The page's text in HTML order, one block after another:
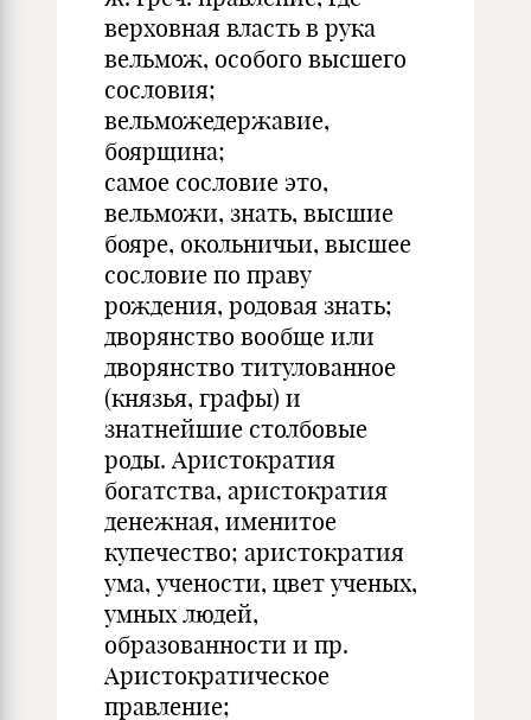
верховная власть в рука
вельмож, особого высшего
сословия;
вельможедержавие,
боярщина;
самое сословие это,
вельможи, знать, высшие
бояре, окольничьи, высшее
сословие по праву
рождения, родовая знать;
дворянство вообще или
дворянство титулованное
(князья, графы) и
знатнейшие столбовые
роды. Аристократия
богатства, аристократия
денежная, именитое
купечество; аристократия
ума, учености, цвет ученых,
умных людей,
образованности и пр.
Аристократическое
правление;